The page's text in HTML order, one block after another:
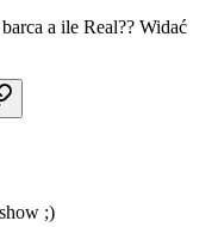
a ile Real?? Widać
;)